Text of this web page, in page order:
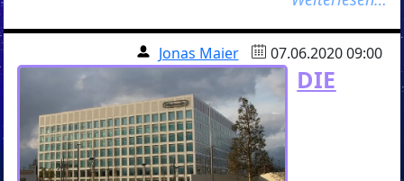
Jonas Maier 07.06.2020 09:00
DIE